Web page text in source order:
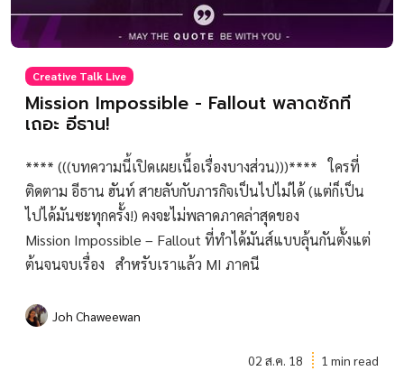
Creative Talk Live
Mission Impossible - Fallout พลาดซักที
เถอะ อีธาน!
**** (((บทความนี้เปิดเผยเนื้อเรื่องบางส่วน)))**** ใครที่
ติดตาม อีธาน ฮันท์ สายลับกับภารกิจเป็นไปไม่ได้ (แต่ก็เป็น
ไปได้มันซะทุกครั้ง!) คงจะไม่พลาดภาคล่าสุดของ
Mission Impossible – Fallout ที่ทำได้มันส์แบบลุ้นกันตั้งแต่
ต้นจนจบเรื่อง สำหรับเราแล้ว MI ภาคนี
Joh Chaweewan
02 ส.ค. 18 1 min read